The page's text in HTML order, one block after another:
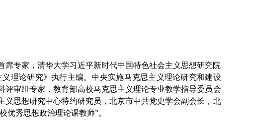
专家，清华大学习近平新时代中国特色社会主义思想研究院
义理论研究》执行主编。中央实施马克思主义理论研究和建设
审组专家，教育部高校马克思主义理论专业教学指导委员会
思想研究中心特约研究员，北京市中共党史学会副会长，北
优秀思想政治理论课教师”。